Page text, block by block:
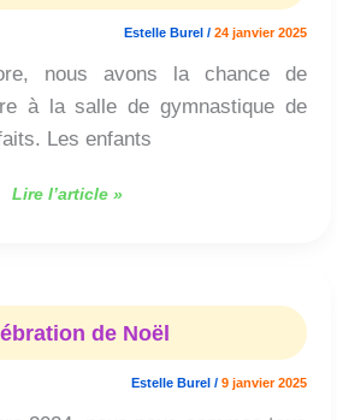
Estelle Burel / 24 janvier 2025
nous avons la chance de
à la salle de gymnastique de
Les enfants
!
Lire l’article »
de Noël
Estelle Burel / 9 janvier 2025
de